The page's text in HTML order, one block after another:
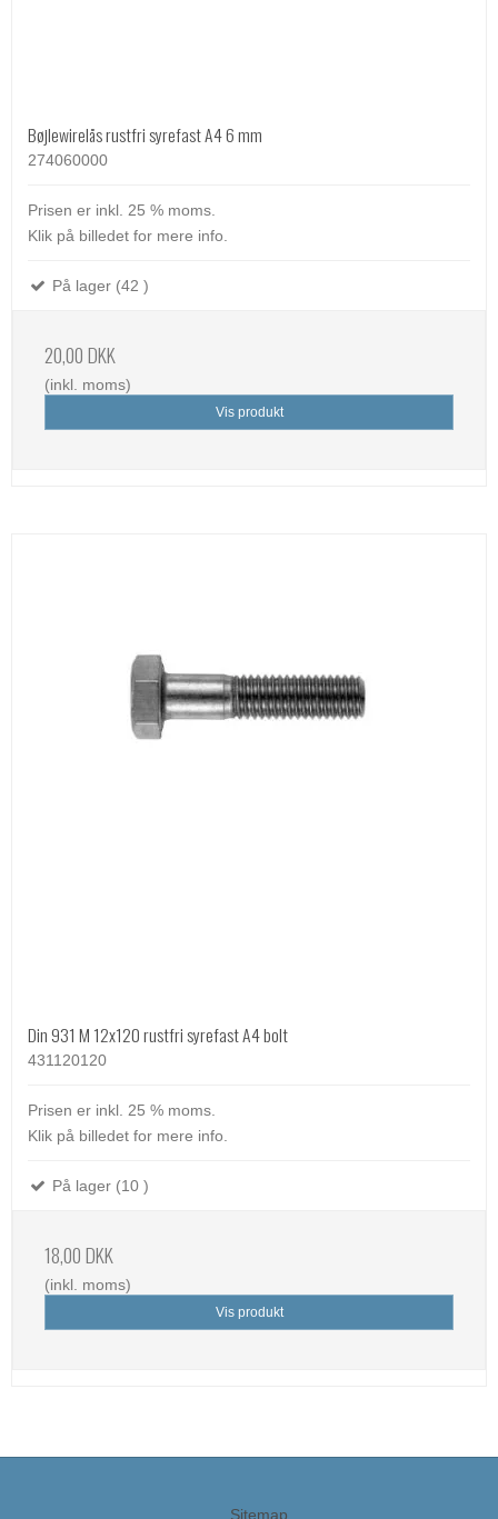
Bøjlewirelås rustfri syrefast A4 6 mm
274060000
Prisen er inkl. 25 % moms.
Klik på billedet for mere info.
På lager (42 )
20,00 DKK
(inkl. moms)
Vis produkt
Din 931 M 12x120 rustfri syrefast A4 bolt
431120120
Prisen er inkl. 25 % moms.
Klik på billedet for mere info.
På lager (10 )
18,00 DKK
(inkl. moms)
Vis produkt
Sitemap